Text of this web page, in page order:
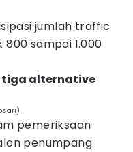
jumlah traffic
sampai 1.000
tiga alternative
pemeriksaan
penumpang